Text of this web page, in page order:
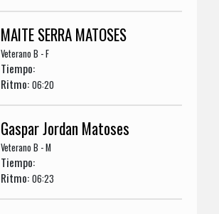
MAITE SERRA MATOSES
Veterano B - F
Tiempo:
Ritmo:06:20
Gaspar Jordan Matoses
Veterano B - M
Tiempo:
Ritmo:06:23